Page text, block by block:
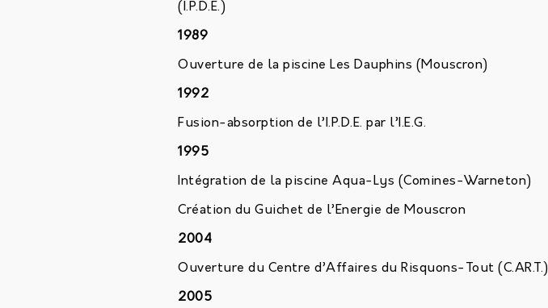
(I.P.D.E.)
1989
Ouverture de la piscine Les Dauphins (Mouscron)
1992
Fusion-absorption de l’I.P.D.E. par l’I.E.G.
1995
Intégration de la piscine Aqua-Lys (Comines-Warneton)
Création du Guichet de l’Energie de Mouscron
2004
Ouverture du Centre d’Affaires du Risquons-Tout (C.AR.T.)
2005